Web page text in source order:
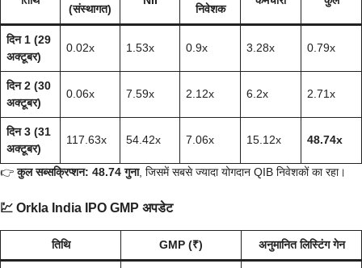
(संस्थागत)
निवेशक
दिन 1 (29
अक्टूबर)
0.02x 1.53x 0.9x 3.28x 0.79x
दिन 2 (30
अक्टूबर)
0.06x 7.59x 2.12x 6.2x 2.71x
दिन 3 (31
अक्टूबर)
117.63x 54.42x 7.06x 15.12x 48.74x
👉कुल सब्सक्रिप्शन: 48.74 गुना, जिसमें सबसे ज्यादा योगदान QIB निवेशकों का रहा।
💹 Orkla India IPO GMP अपडेट
तिथि GMP (₹) अनुमानित लिस्टिंग गेन